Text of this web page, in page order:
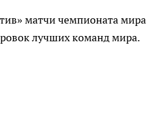
матчи чемпионата мира
лучших команд мира.